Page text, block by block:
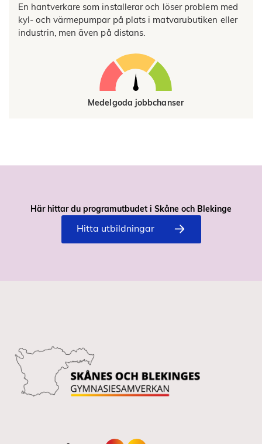
En hantverkare som installerar och löser problem med
kyl- och värmepumpar på plats i matvarubutiken eller
industrin, men även på distans.
Medelgoda jobbchanser
Här hittar du programutbudet i Skåne och Blekinge
Hitta utbildningar